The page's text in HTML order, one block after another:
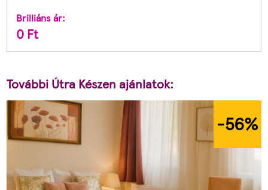
Brilliáns ár:
0 Ft
További Útra Készen ajánlatok:
-56%